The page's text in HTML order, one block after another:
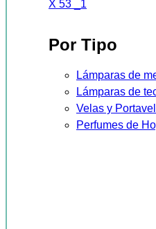
Por Tipo
Lámparas de
Lámparas de
Velas y
Perfumes de